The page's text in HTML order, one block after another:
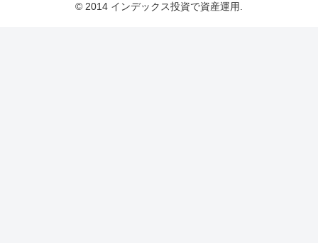
© 2014 インデックス投資で資産運用.